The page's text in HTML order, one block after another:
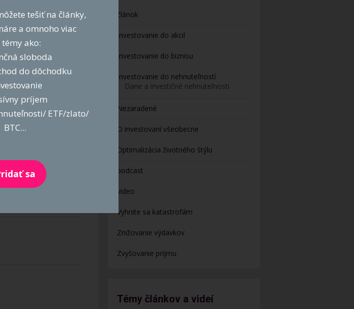
ku všetkým
článok
Investovanie do akcií
Investovanie do biznisu
Investovanie do nehnuteľností
Dane a investičné nehnuteľnosti
Nezaradené
O investovaní všeobecne
Optimalizácia životného štýlu
podcast
video
Vyhnite sa katastrofám
Znižovanie výdavkov
Zvyšovanie príjmu
Témy článkov a videí
tešiť na články,
a omnoho viac
témy ako:
sloboda
do dôchodku
príjem
ETF/zlato/
BTC...
sa